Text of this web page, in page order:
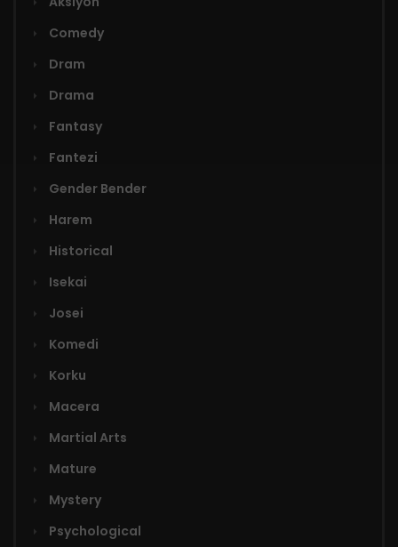
Comedy
Dram
Drama
Fantasy
Fantezi
Gender Bender
Harem
Historical
Isekai
Josei
Komedi
Korku
Macera
Martial Arts
Mature
Mystery
Psychological